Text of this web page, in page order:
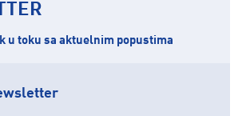
u toku sa aktuelnim popustima